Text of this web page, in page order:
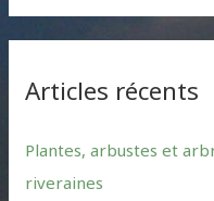
Articles récents
Plantes, arbustes et
riveraines